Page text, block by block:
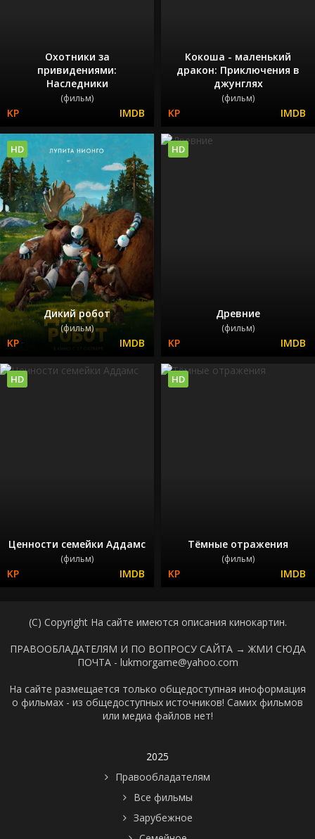
Охотники за
привидениями:
Наследники
(фильм)
Кокоша - маленький
дракон: Приключения в
джунглях
(фильм)
Дикий робот
(фильм)
HD
Древние
(фильм)
HD
Ценности семейки Аддамс
(фильм)
HD
Тёмные отражения
(фильм)
HD
(C) Copyright На сайте имеются описания кинокартин.
ПРАВООБЛАДАТЕЛЯМ И ПО ВОПРОСУ САЙТА → ЖМИ СЮДА
ПОЧТА - lukmorgame@yahoo.com
На сайте размещается только общедоступная иноформация
о фильмах - из общедоступных источников! Самих фильмов
или медиа файлов нет!
2025
Правообладателям
Все фильмы
Зарубежное